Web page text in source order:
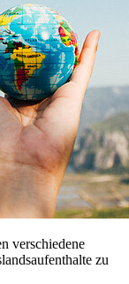
verschiedene
zu